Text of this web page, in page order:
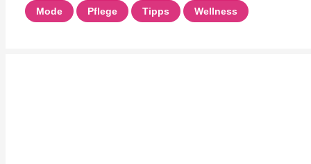
Mode Pflege Tipps Wellness